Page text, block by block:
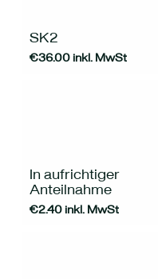
SK2
€36.00 inkl. MwSt
In aufrichtiger
Anteilnahme
€2.40 inkl. MwSt